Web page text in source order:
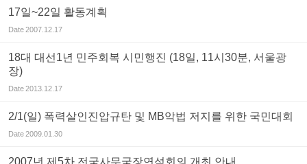
17일~22일 활동계획
Date2007.12.17
18대 대선1년 민주회복 시민행진 (18일, 11시30분, 서울광
장)
Date2013.12.17
2/1(일) 폭력살인진압규탄 및 MB악법 저지를 위한 국민대회
Date2009.01.30
2007년 제5차 전국사무국장연석회의 개최 안내